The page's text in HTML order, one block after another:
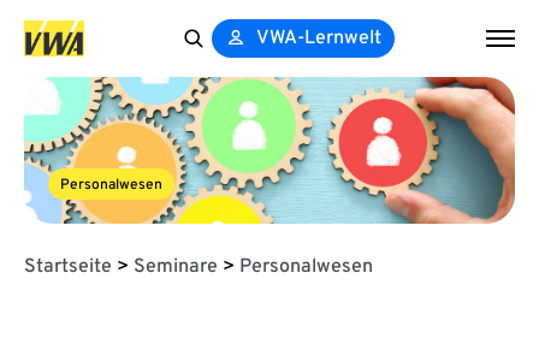
for:
VWA-Lernwelt
Personalwesen
Startseite > Seminare > Personalwesen